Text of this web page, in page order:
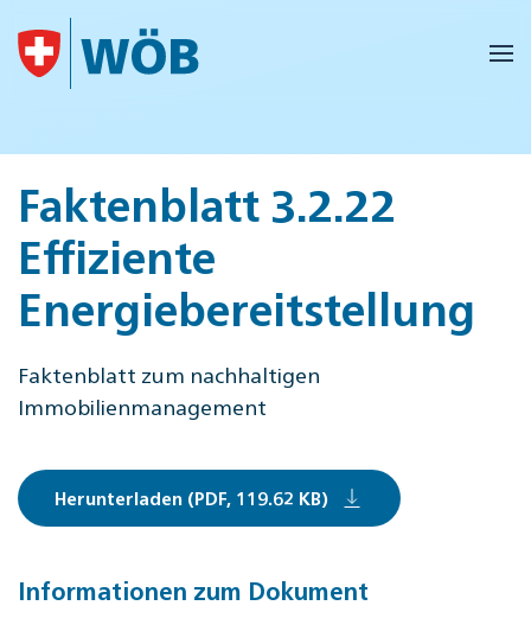
Skip to main content
Faktenblatt 3.2.22
Effiziente
Energiebereitstellung
Faktenblatt zum nachhaltigen
Immobilienmanagement
Herunterladen (PDF, 119.62 KB)
Informationen zum Dokument